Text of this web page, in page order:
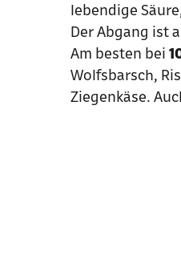
lebendige
Der Abgang ist
Am besten bei
Wolfsbarsch,
Ziegenkäse.